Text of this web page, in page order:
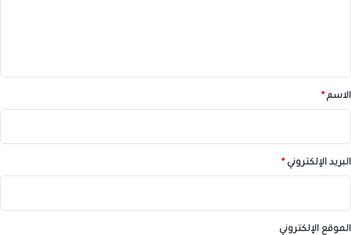
*الاسم *
البريد الإلكتروني *
الموقع الإلكتروني